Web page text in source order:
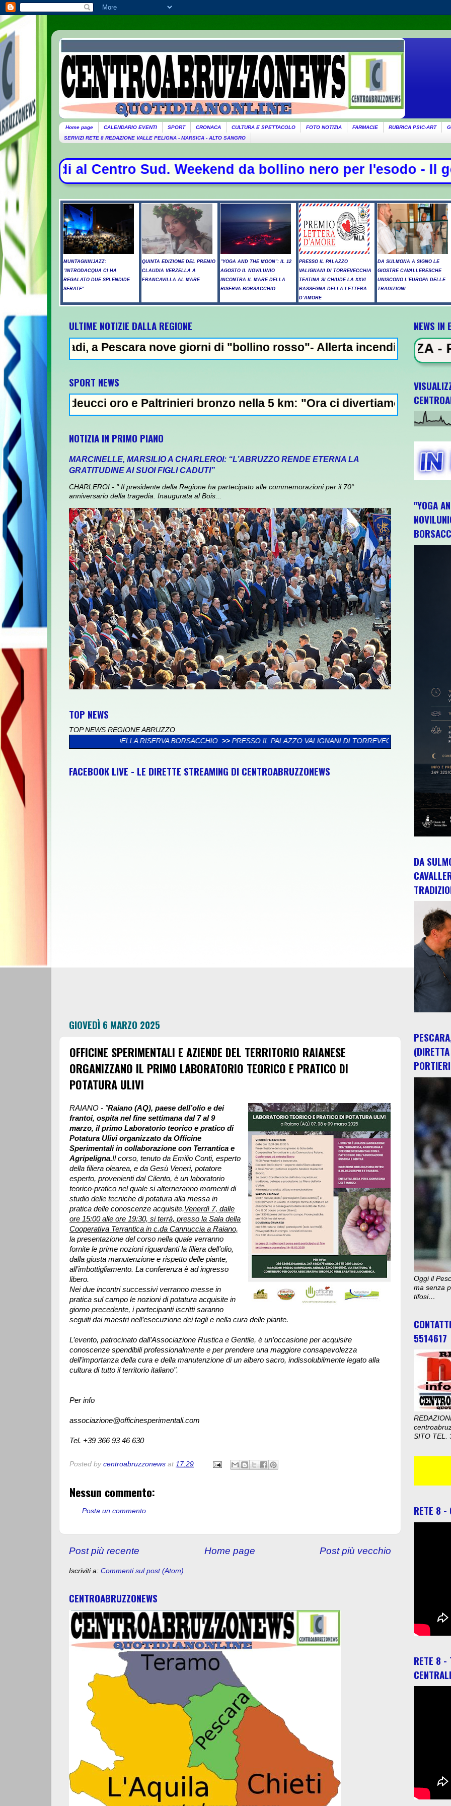
Home page CALENDARIO EVENTI SPORT CRONACA CULTURA E SPETTACOLO FOTO NOTIZIA FARMACIE RUBRICA PSIC-ART
SERVIZI RETE 8 REDAZIONE VALLE PELIGNA - MARSICA - ALTO SANGRO
Sud. Weekend da bollino nero per l'esodo - Il governo
MUNTAGNINJAZZ:
"INTRODACQUA CI HA
REGALATO DUE SPLENDIDE
SERATE"
QUINTA EDIZIONE DEL PREMIO
CLAUDIA VERZELLA A
FRANCAVILLA AL MARE
"YOGA AND THE MOON": IL 12
AGOSTO IL NOVILUNIO
INCONTRA IL MARE DELLA
RISERVA BORSACCHIO
PRESSO IL PALAZZO
VALIGNANI DI TORREVECCHIA
TEATINA SI CHIUDE LA XXVI
RASSEGNA DELLA LETTERA
D’AMORE
DA SULMONA A SIGNO LE
GIOSTRE CAVALLERESCHE
UNISCONO L’EUROPA DELLE
TRADIZIONI
ULTIME NOTIZIE DALLA REGIONE
a Pescara nove giorni di "bollino rosso"- Allerta incendi in Abruzzo,
SPORT NEWS
oro e Paltrinieri bronzo nella 5 km: "Ora ci divertiamo in staffetta"- L'Italia
NOTIZIA IN PRIMO PIANO
MARCINELLE, MARSILIO A CHARLEROI: “L’ABRUZZO RENDE ETERNA LA
GRATITUDINE AI SUOI FIGLI CADUTI”
CHARLEROI - " Il presidente della Regione ha partecipato alle commemorazioni per il 70°
anniversario della tragedia. Inaugurata al Bois...
TOP NEWS
TOP NEWS REGIONE ABRUZZO
MARE DELLA RISERVA BORSACCHIO >> PRESSO IL PALAZZO VALIGNANI DI TORREVECCHIA TEATINA SI CHIUDE LA XXVI
FACEBOOK LIVE - LE DIRETTE STREAMING DI CENTROABRUZZONEWS
GIOVEDÌ 6 MARZO 2025
OFFICINE SPERIMENTALI E AZIENDE DEL TERRITORIO RAIANESE
ORGANIZZANO IL PRIMO LABORATORIO TEORICO E PRATICO DI
POTATURA ULIVI
RAIANO - "Raiano (AQ), paese dell’olio e dei
frantoi, ospita nel fine settimana dal 7 al 9
marzo, il primo Laboratorio teorico e pratico di
Potatura Ulivi organizzato da Officine
Sperimentali in collaborazione con Terrantica e
Agripeligna.Il corso, tenuto da Emilio Conti, esperto
della filiera olearea, e da Gesù Veneri, potatore
esperto, provenienti dal Cilento, è un laboratorio
teorico-pratico nel quale si alterneranno momenti di
studio delle tecniche di potatura alla messa in
pratica delle conoscenze acquisite.Venerdì 7, dalle
ore 15:00 alle ore 19:30, si terrà, presso la Sala della
Cooperativa Terrantica in c.da Cannuccia a Raiano,
la presentazione del corso nella quale verranno
fornite le prime nozioni riguardanti la filiera dell’olio,
dalla giusta manutenzione e rispetto delle piante,
all’imbottigliamento. La conferenza è ad ingresso
libero.
Nei due incontri successivi verranno messe in
pratica sul campo le nozioni di potatura acquisite in
giorno precedente, i partecipanti iscritti saranno
seguiti dai maestri nell’esecuzione dei tagli e nella cura delle piante.
L’evento, patrocinato dall’Associazione Rustica e Gentile, è un’occasione per acquisire
conoscenze spendibili professionalmente e per prendere una maggiore consapevolezza
dell’importanza della cura e della manutenzione di un albero sacro, indissolubilmente legato alla
cultura di tutto il territorio italiano".
Per info
associazione@officinesperimentali.com
Tel. +39 366 93 46 630
Posted by centroabruzzonews at 17:29
Nessun commento:
Posta un commento
Post più recente Post più vecchio
Home page
Iscriviti a: Commenti sul post (Atom)
CENTROABRUZZONEWS
NEWS IN
NEWS IN EVIDENZA - Raid russi
"YOGA
DA
PORTIERI
Oggi il
ma senza
tifosi…
5514617
SITO TEL.
RETE 8 -
RETE 8 -